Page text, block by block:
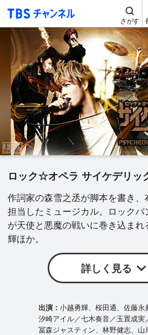
TBS チャンネル
さがす
ロック☆オペラ サイケデリッ
作詞家の森雪之丞が脚本を書き、
担当したミュージカル。ロック
が天使と悪魔の戦いに巻き込まれ
輝ほか。
詳しく見る
小越勇輝、桜田通、佐藤永
汐崎アイル／七木奏音／玉置成実
冨森ジャスティン、林野健志、山